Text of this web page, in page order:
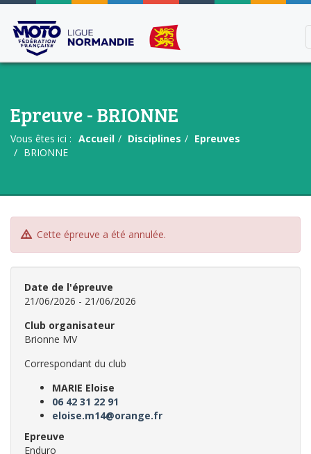
Epreuve - BRIONNE
Vous êtes ici : Accueil Disciplines
Epreuves
BRIONNE
Cette épreuve a été annulée.
Date de l'épreuve
21/06/2026 - 21/06/2026
Club organisateur
Brionne MV
Correspondant du club
MARIE Eloise
06 42 31 22 91
eloise.m14@orange.fr
Epreuve
Enduro